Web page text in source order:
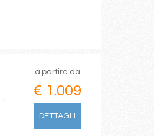
a partire da
€ 1.009
DETTAGLI